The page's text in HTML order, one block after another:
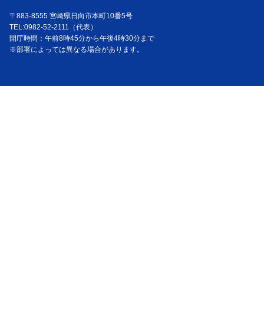
〒883-8555 宮崎県日向市本町10番5号
TEL:0982-52-2111（代表）
開庁時間：午前8時45分から午後4時30分まで
※部署によっては異なる場合があります。